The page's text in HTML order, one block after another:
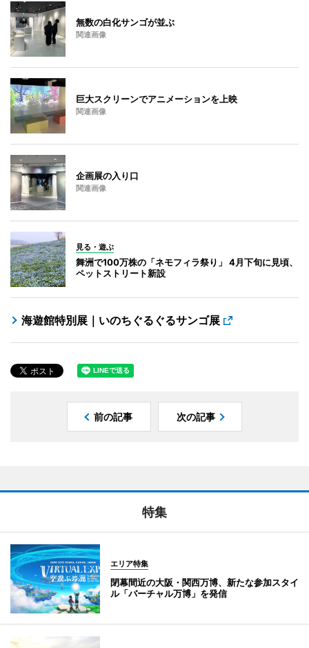
無数の白化サンゴが並ぶ
関連画像
巨大スクリーンでアニメーションを上映
関連画像
企画展の入り口
関連画像
見る・遊ぶ
舞洲で100万株の「ネモフィラ祭り」 4月下旬に見頃、
ペットストリート新設
海遊館特別展｜いのちぐるぐるサンゴ展
前の記事 次の記事
特集
エリア特集
閉幕間近の大阪・関西万博、新たな参加スタイ
ル「バーチャル万博」を発信